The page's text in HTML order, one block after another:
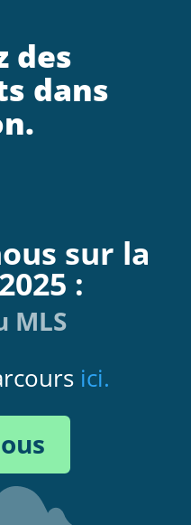
des
dans
sur la
:
MLS
ici.